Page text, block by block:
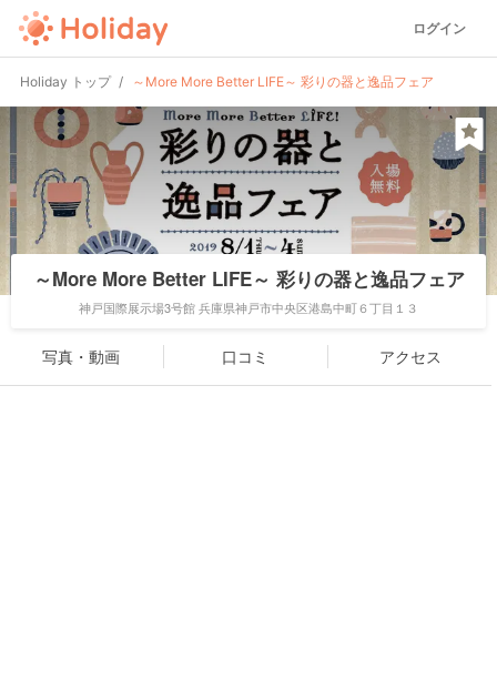
ログイン
Holiday トップ ～More More Better LIFE～ 彩りの器と逸品フェア
～More More Better LIFE～ 彩りの器と逸品フェア
神戸国際展示場3号館 兵庫県神戸市中央区港島中町６丁目１３
写真・動画 口コミ アクセス